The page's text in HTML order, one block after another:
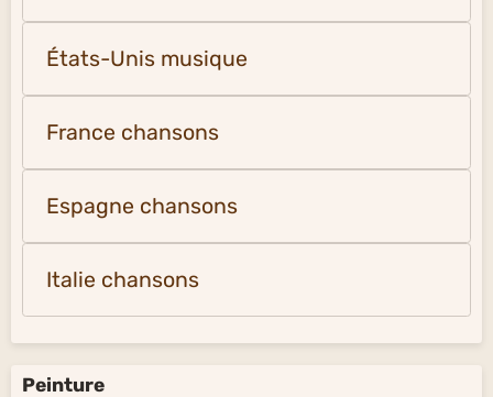
États-Unis musique
France chansons
Espagne chansons
Italie chansons
Peinture